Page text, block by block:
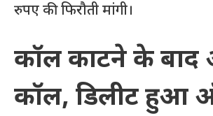
रुपए की फिरौती मांगी।
कॉल काटने के
कॉल, डिलीट हुआ